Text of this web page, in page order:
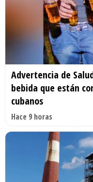
Advertencia de
bebida que están
cubanos
Hace 9 horas